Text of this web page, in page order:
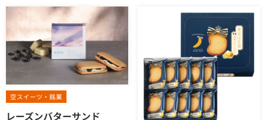
空スイーツ・銘菓
レーズンバターサンド